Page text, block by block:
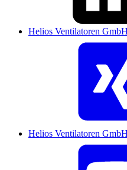
Helios Ventilatoren
Helios Ventilatoren